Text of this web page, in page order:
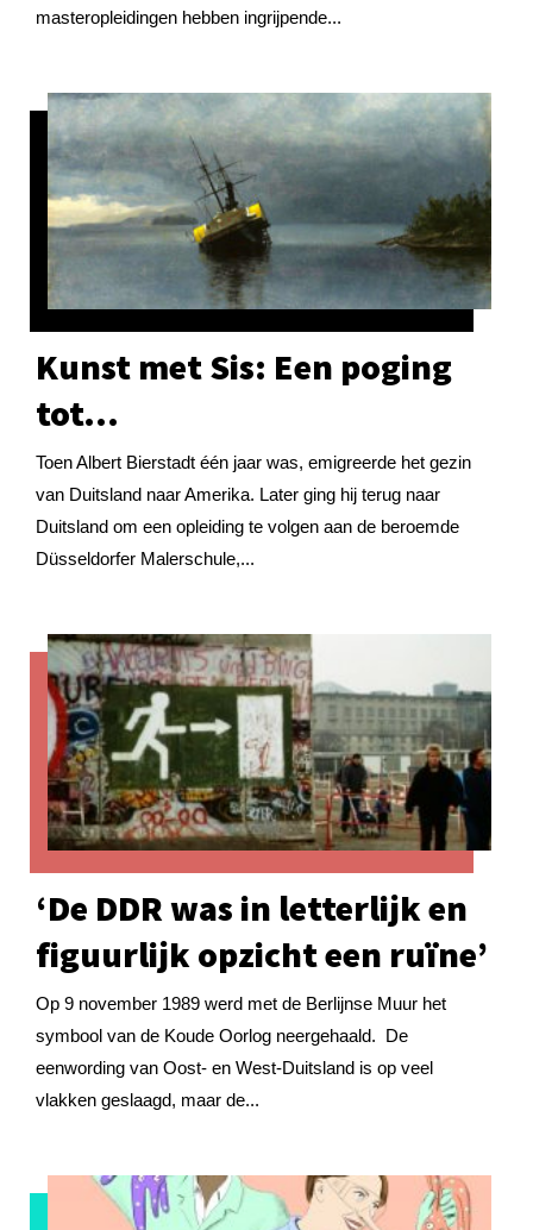
masteropleidingen hebben ingrijpende...
Kunst met Sis: Een poging
tot…
Toen Albert Bierstadt één jaar was, emigreerde het gezin
van Duitsland naar Amerika. Later ging hij terug naar
Duitsland om een opleiding te volgen aan de beroemde
Düsseldorfer Malerschule,...
‘De DDR was in letterlijk en
figuurlijk opzicht een ruïne’
Op 9 november 1989 werd met de Berlijnse Muur het
symbool van de Koude Oorlog neergehaald. De
eenwording van Oost- en West-Duitsland is op veel
vlakken geslaagd, maar de...